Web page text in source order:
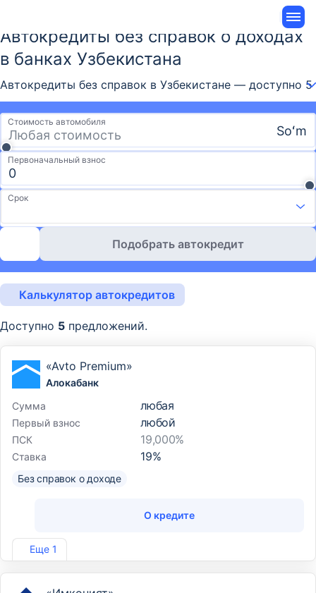
Автокредиты без справок о доходах
в банках Узбекистана
Автокредиты без справок в Узбекистане — доступно
Стоимость автомобиля
Soʻm
Первоначальный взнос
Срок
Подобрать автокредит
Калькулятор автокредитов
Доступно 5 предложений.
Еще 1
«Avto Premium»
Алокабанк
Сумма
любая
Первый взнос любой
ПСК 19,000%
Ставка 19%
Без справок о доходе
О кредите
Лиц. №48